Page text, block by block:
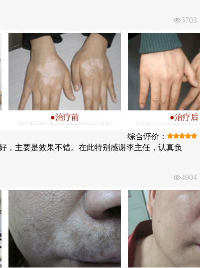
5703
●治疗前 ●治疗后
综合评价：
，主要是效果不错。在此特别感谢李主任，认真负
4904